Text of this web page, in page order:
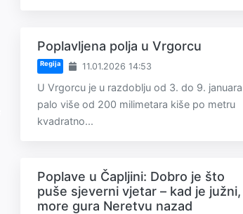
Poplavljena polja u Vrgorcu
Regija 11.01.2026 14:53
U Vrgorcu je u razdoblju od 3. do 9. januara
palo više od 200 milimetara kiše po metru
kvadratno...
Poplave u Čapljini: Dobro je što
puše sjeverni vjetar – kad je južni,
more gura Neretvu nazad